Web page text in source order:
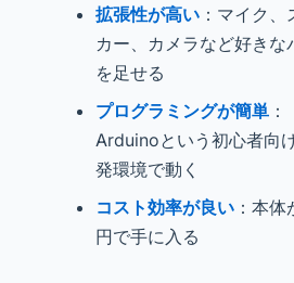
拡張性が高い ：マイク、
カー、カメラなど好きな
を足せる
プログラミングが簡単 ：
Arduinoという初心者向
発環境で動く
コスト効率が良い ：本
円で手に入る